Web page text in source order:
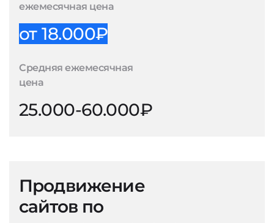
ежемесячная цена
от 18.000₽
Средняя ежемесячная
цена
25.000-60.000₽
Продвижение
сайтов по